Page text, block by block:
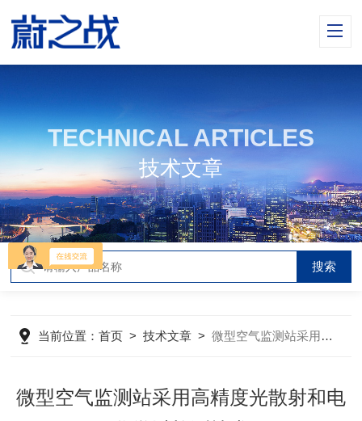
TECHNICAL ARTICLES
技术文章
当前位置：首页 >技术文章 >微型空气监测站采用高精度光散射和电化学以检测技术
微型空气监测站采用高精度光散射和电